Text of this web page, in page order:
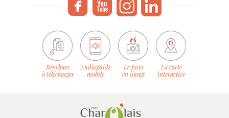
Brochure
à télécharger
Audioguide
mobile
Le pays
en image
La carte
interactive